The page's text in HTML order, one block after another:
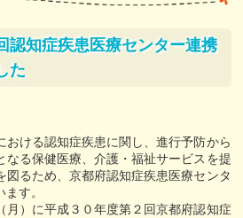
認知症疾患医療センター連携
た
ける認知症疾患に関し、進行予防から
なる保健医療、介護・福祉サービスを提
図るため、京都府認知症疾患医療センタ
ます。
）に平成３０年度第２回京都府認知症